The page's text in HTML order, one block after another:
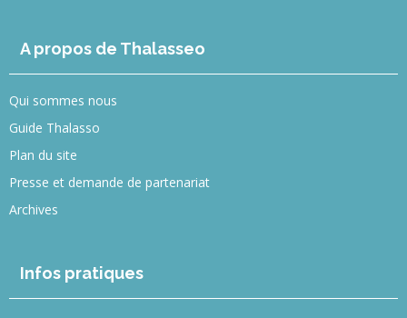
A propos de Thalasseo
Qui sommes nous
Guide Thalasso
Plan du site
Presse et demande de partenariat
Archives
Infos pratiques